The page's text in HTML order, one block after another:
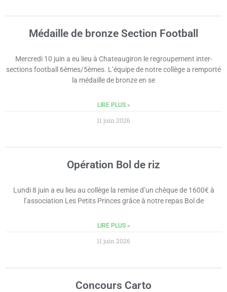
Médaille de bronze Section Football
Mercredi 10 juin a eu lieu à Chateaugiron le regroupement inter-
sections football 6èmes/5èmes. L’équipe de notre collège a remporté
la médaille de bronze en se
LIRE PLUS »
11 juin 2026
Opération Bol de riz
Lundi 8 juin a eu lieu au collège la remise d’un chèque de 1600€ à
l’association Les Petits Princes grâce à notre repas Bol de
LIRE PLUS »
11 juin 2026
Concours Carto